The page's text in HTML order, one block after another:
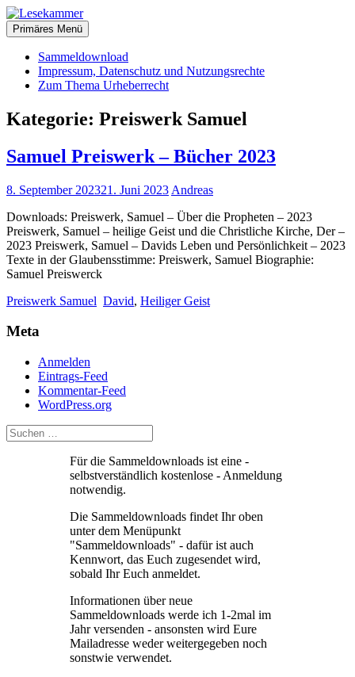
Zum
Inhalt
springen
Lesekammer
christliche Bücher zum kostenlosen Download
Primäres Menü
Sammeldownload
Impressum, Datenschutz und Nutzungsrechte
Zum Thema Urheberrecht
Kategorie: Preiswerk Samuel
Samuel Preiswerk – Bücher 2023
8. September 202321. Juni 2023 Andreas
Downloads: Preiswerk, Samuel – Über die Propheten – 2023
Preiswerk, Samuel – heilige Geist und die Christliche Kirche, Der –
2023 Preiswerk, Samuel – Davids Leben und Persönlichkeit – 2023
Texte in der Glaubensstimme: Preiswerk, Samuel Biographie:
Samuel Preiswerck
Preiswerk Samuel David, Heiliger Geist
Meta
Anmelden
Eintrags-Feed
Kommentar-Feed
WordPress.org
Für die Sammeldownloads ist eine -
selbstverständlich kostenlose - Anmeldung
notwendig.
Die Sammeldownloads findet Ihr oben
unter dem Menüpunkt
"Sammeldownloads" - dafür ist auch
Kennwort, das Euch zugesendet wird,
sobald Ihr Euch anmeldet.
Informationen über neue
Sammeldownloads werde ich 1-2mal im
Jahr versenden - ansonsten wird Eure
Mailadresse weder weitergegeben noch
sonstwie verwendet.